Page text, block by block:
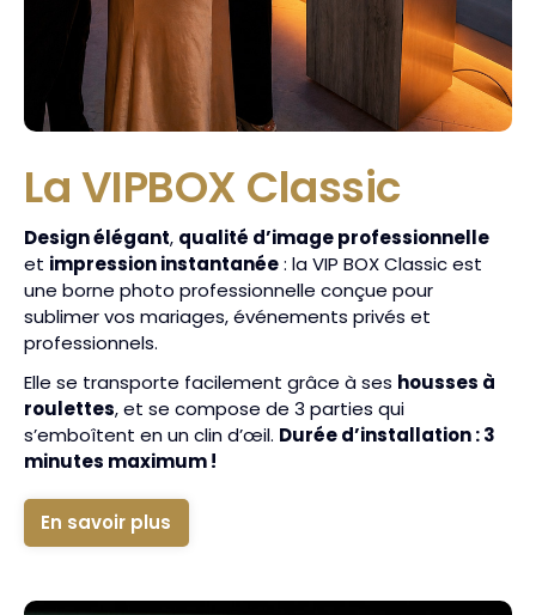
La VIPBOX Classic
Design élégant, qualité d’image professionnelle
et impression instantanée: la VIP BOX Classic est
une borne photo professionnelle conçue pour
sublimer vos mariages, événements privés et
professionnels.
Elle se transporte facilement grâce à ses housses à
roulettes, et se compose de 3 parties qui
s’emboîtent en un clin d’œil. Durée d’installation : 3
minutes maximum !
En savoir plus